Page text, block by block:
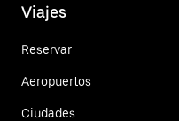
Viajes
Reservar
Aeropuertos
Ciudades